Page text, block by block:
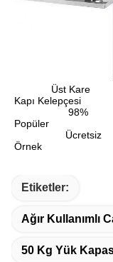
Üst Kare
Kapı Kelepçesi
98%
Popüler
Ücretsiz
Örnek
Etiketler:
Ağır Kullanımlı
50 Kg Yük